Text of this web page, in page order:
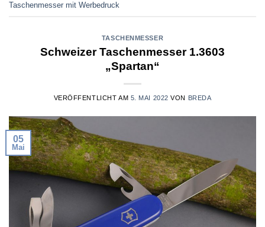
Taschenmesser mit Werbedruck
TASCHENMESSER
Schweizer Taschenmesser 1.3603
„Spartan“
VERÖFFENTLICHT AM 5. MAI 2022 VON BREDA
05
Mai